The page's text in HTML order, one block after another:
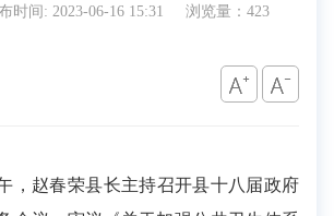
时间: 2023-06-16 15:31 浏览量：423
赵春荣县长主持召开县十八届政府